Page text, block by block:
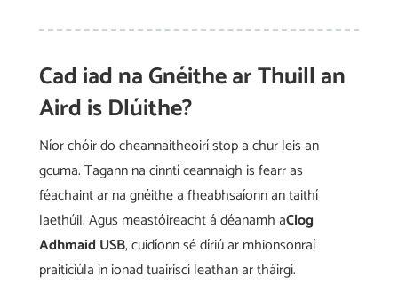
Cad iad na Gnéithe ar Thuill an
Aird is Dlúithe?
Níor chóir do cheannaitheoirí stop a chur leis an
gcuma. Tagann na cinntí ceannaigh is fearr as
féachaint ar na gnéithe a fheabhsaíonn an taithí
laethúil. Agus meastóireacht á déanamh aClog
Adhmaid USB, cuidíonn sé díriú ar mhionsonraí
praiticiúla in ionad tuairiscí leathan ar tháirgí.